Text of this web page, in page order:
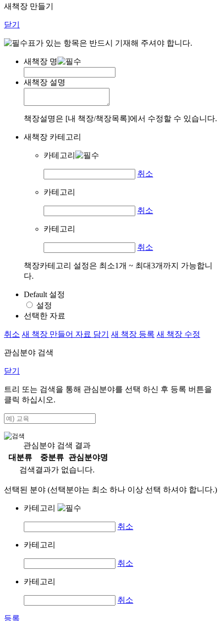
새책장 만들기
닫기
표가 있는 항목은 반드시 기재해 주셔야 합니다.
새책장 명
새책장 설명
책장설명은 [내 책장/책장목록]에서 수정할 수 있습니다.
새책장 카테고리
카테고리
취소
카테고리
취소
카테고리
취소
책장카테고리 설정은 최소1개 ~ 최대3개까지 가능합니
다.
Default 설정
설정
선택한 자료
취소 새 책장 만들어 자료 담기 새 책장 등록 새 책장 수정
관심분야 검색
닫기
트리 또는 검색을 통해 관심분야를 선택 하신 후 등록 버튼을
클릭 하십시오.
관심분야 검색 결과
대분류
중분류
관심분야명
검색결과가 없습니다.
선택된 분야 (선택분야는 최소 하나 이상 선택 하셔야 합니다.)
카테고리
취소
카테고리
취소
카테고리
취소
등록